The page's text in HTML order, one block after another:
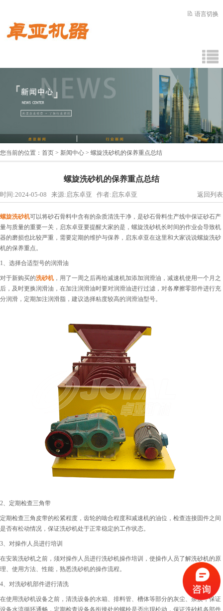
语言切换
您当前的位置： 首页 > 新闻中心 > 螺旋洗砂机的保养重点总结
螺旋洗砂机的保养重点总结
时间:2024-05-08 来源:启东卓亚 作者:启东卓亚 返回列表
螺旋洗砂机可以将砂石骨料中含有的杂质清洗干净，是砂石骨料生产线中保证砂石产
量与质量的重要一关，启东卓亚要提醒大家的是，螺旋洗砂机长时间的作业会导致机
器的磨损也比较严重，需要定期的维护与保养，启东卓亚在这里和大家说说螺旋洗砂
机的保养重点。
1、选择合适型号的润滑油
对于新购买的洗砂机，用了一周之后再给减速机加添加润滑油，减速机使用一个月之
后，及时更换润滑油，在加注润滑油时要对润滑油进行过滤，对各摩擦零部件进行充
分润滑，定期加注润滑脂，建议选择粘度较高的润滑油型号。
2、定期检查三角带
定期检查三角皮带的松紧程度，齿轮的啮合程度和减速机的油位，检查连接固件之间
是否有松动情况，保证洗砂机处于正常稳定的工作状态。
3、对操作人员进行培训
在安装洗砂机之前，须对操作人员进行洗砂机操作培训，使操作人员了解洗砂机的原
理、使用方法、性能，熟悉洗砂机的操作流程。
4、对洗砂机部件进行清洗
在使用洗砂机设备之前，清洗设备的水箱、排料管、槽体等部分的灰尘、杂质，保证
设备水流循环通畅，定期检查设备各衔接处的螺栓是否出现松动，保证洗砂机各部件